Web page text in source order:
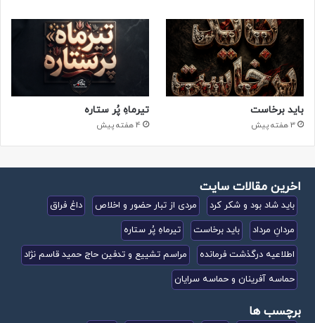
باید برخاست
3 هفته پیش
تیرماهِ پُر ستاره
4 هفته پیش
اخرین مقالات سایت
باید شاد بود و شکر کرد مردی از تبار حضور و اخلاص
داغ فراق
مردانِ مرداد
باید برخاست
تیرماهِ پُر ستاره
اطلاعیه درگذشت فرمانده
مراسم تشییع و تدفین حاج حمید قاسم نژاد
حماسه آفرینان و حماسه سرایان
برچسب ها